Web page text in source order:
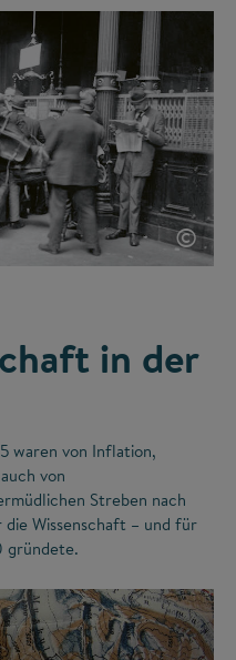
©
in der
waren von Inflation,
von
Streben nach
Wissenschaft – und für
gründete.